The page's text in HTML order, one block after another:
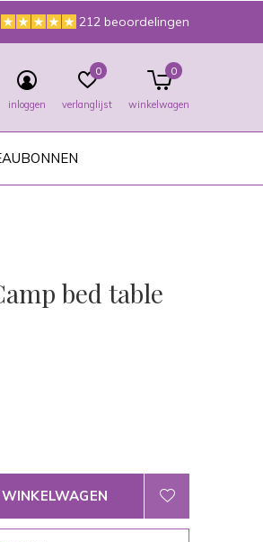
inloggen verlanglijst
0
winkelwagen
0
212 beoordelingen
bed table